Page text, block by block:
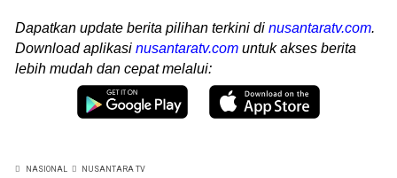
Dapatkan update berita pilihan terkini di nusantaratv.com.
Download aplikasi nusantaratv.com untuk akses berita
lebih mudah dan cepat melalui:
NASIONAL NUSANTARA TV